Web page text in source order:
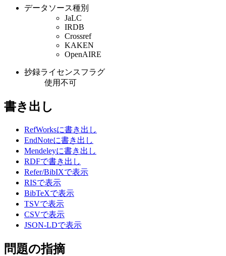
データソース種別
JaLC
IRDB
Crossref
KAKEN
OpenAIRE
抄録ライセンスフラグ
使用不可
書き出し
RefWorksに書き出し
EndNoteに書き出し
Mendeleyに書き出し
RDFで書き出し
Refer/BibIXで表示
RISで表示
BibTeXで表示
TSVで表示
CSVで表示
JSON-LDで表示
問題の指摘